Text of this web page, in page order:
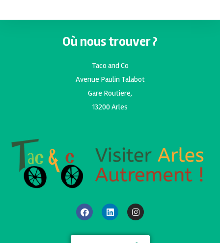
Où nous trouver ?
Taco and Co
Avenue Paulin Talabot
Gare Routiere,
13200 Arles